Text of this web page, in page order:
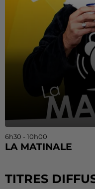
6h30 - 10h00
LA MATINALE
TITRES